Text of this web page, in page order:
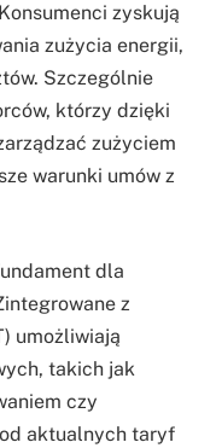
zyskują
zużycia energii,
Szczególnie
którzy dzięki
zużyciem
warunki umów z
dla
z
umożliwiają
takich jak
czy
aktualnych taryf